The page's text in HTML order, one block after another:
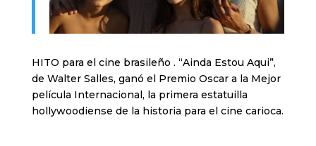
HITO para el cine brasileño . “Ainda Estou Aqui”,
de Walter Salles, ganó el Premio Oscar a la Mejor
película Internacional, la primera estatuilla
hollywoodiense de la historia para el cine carioca.